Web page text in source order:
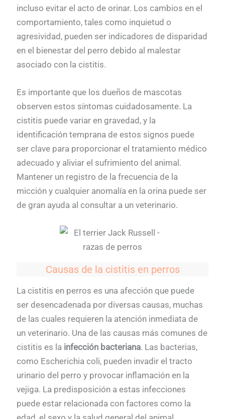
incluso evitar el acto de orinar. Los cambios en el
comportamiento, tales como inquietud o
agresividad, pueden ser indicadores de disparidad
en el bienestar del perro debido al malestar
asociado con la cistitis.
Es importante que los dueños de mascotas
observen estos síntomas cuidadosamente. La
cistitis puede variar en gravedad, y la
identificación temprana de estos signos puede
ser clave para proporcionar el tratamiento médico
adecuado y aliviar el sufrimiento del animal.
Mantener un registro de la frecuencia de la
micción y cualquier anomalía en la orina puede ser
de gran ayuda al consultar a un veterinario.
Causas de la cistitis en perros
La cistitis en perros es una afección que puede
ser desencadenada por diversas causas, muchas
de las cuales requieren la atención inmediata de
un veterinario. Una de las causas más comunes de
cistitis es la infección bacteriana. Las bacterias,
como Escherichia coli, pueden invadir el tracto
urinario del perro y provocar inflamación en la
vejiga. La predisposición a estas infecciones
puede estar relacionada con factores como la